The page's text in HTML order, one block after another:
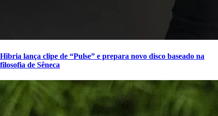
Hibria lança clipe de “Pulse” e prepara novo disco baseado na
filosofia de Sêneca